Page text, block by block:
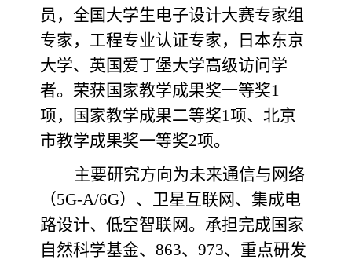
员，全国大学生电子设计大赛专家组
专家，工程专业认证专家，
日本东京
大学、英国爱丁堡大学高级访问学
者。 荣获国家教学成果奖一等奖1
项，国家教学成果二等奖1项、北京
市教学成果奖一等奖2项。
主要研究方向为未来通信与网络
（5G-A/6G）、卫星互联网、集成电
路设计、低空智联网。承担完成国家
自然科学基金、863、973、重点研发